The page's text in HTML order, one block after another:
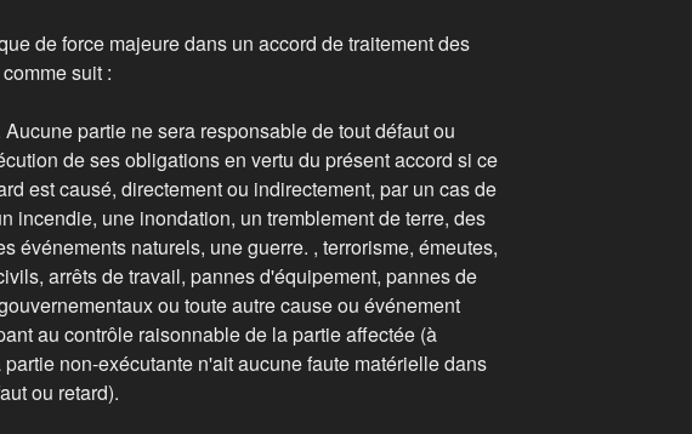
de force majeure dans un accord de traitement des
suit :
partie ne sera responsable de tout défaut ou
de ses obligations en vertu du présent accord si ce
est causé, directement ou indirectement, par un cas de
incendie, une inondation, un tremblement de terre, des
événements naturels, une guerre. , terrorisme, émeutes,
arrêts de travail, pannes d'équipement, pannes de
ou toute autre cause ou événement
au contrôle raisonnable de la partie affectée (à
non-exécutante n'ait aucune faute matérielle dans
ou retard).